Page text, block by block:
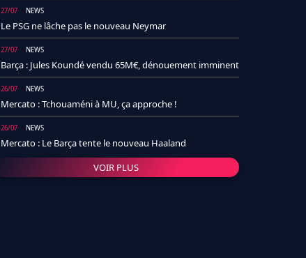
27/07 NEWS
Le PSG ne lâche pas le nouveau Neymar
27/07 NEWS
Barça : Jules Koundé vendu 65M€, dénouement imminent
26/07 NEWS
Mercato : Tchouaméni à MU, ça approche !
26/07 NEWS
Mercato : Le Barça tente le nouveau Haaland
VOIR PLUS